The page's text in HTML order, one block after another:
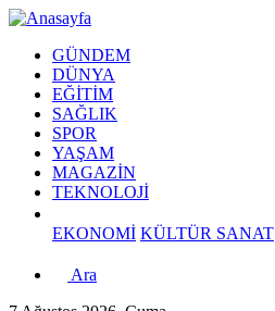
GÜNDEM
DÜNYA
EĞİTİM
SAĞLIK
SPOR
YAŞAM
MAGAZİN
TEKNOLOJİ
EKONOMİ KÜLTÜR SANAT
Ara